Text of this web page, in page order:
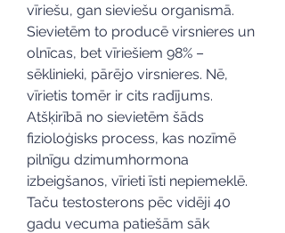
vīriešu, gan sieviešu organismā.
Sievietēm to producē virsnieres un
olnīcas, bet vīriešiem 98% –
sēklinieki, pārējo virsnieres. Nē,
vīrietis tomēr ir cits radījums.
Atšķirībā no sievietēm šāds
fizioloģisks process, kas nozīmē
pilnīgu dzimumhormona
izbeigšanos, vīrieti īsti nepiemeklē.
Taču testosterons pēc vidēji 40
gadu vecuma patiešām sāk